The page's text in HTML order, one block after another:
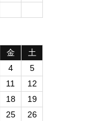
金
土
4
5
11
12
18
19
25
26